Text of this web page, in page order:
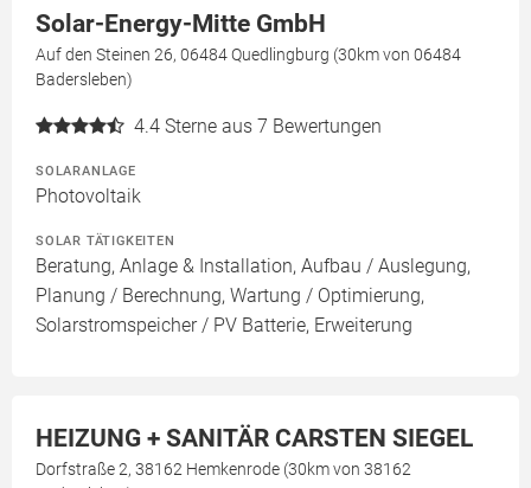
Solar-Energy-Mitte GmbH
Auf den Steinen 26, 06484 Quedlingburg (30km von 06484
Badersleben)
4.4 Sterne aus 7 Bewertungen
SOLARANLAGE
Photovoltaik
SOLAR TÄTIGKEITEN
Beratung, Anlage & Installation, Aufbau / Auslegung,
Planung / Berechnung, Wartung / Optimierung,
Solarstromspeicher / PV Batterie, Erweiterung
HEIZUNG + SANITÄR CARSTEN SIEGEL
Dorfstraße 2, 38162 Hemkenrode (30km von 38162